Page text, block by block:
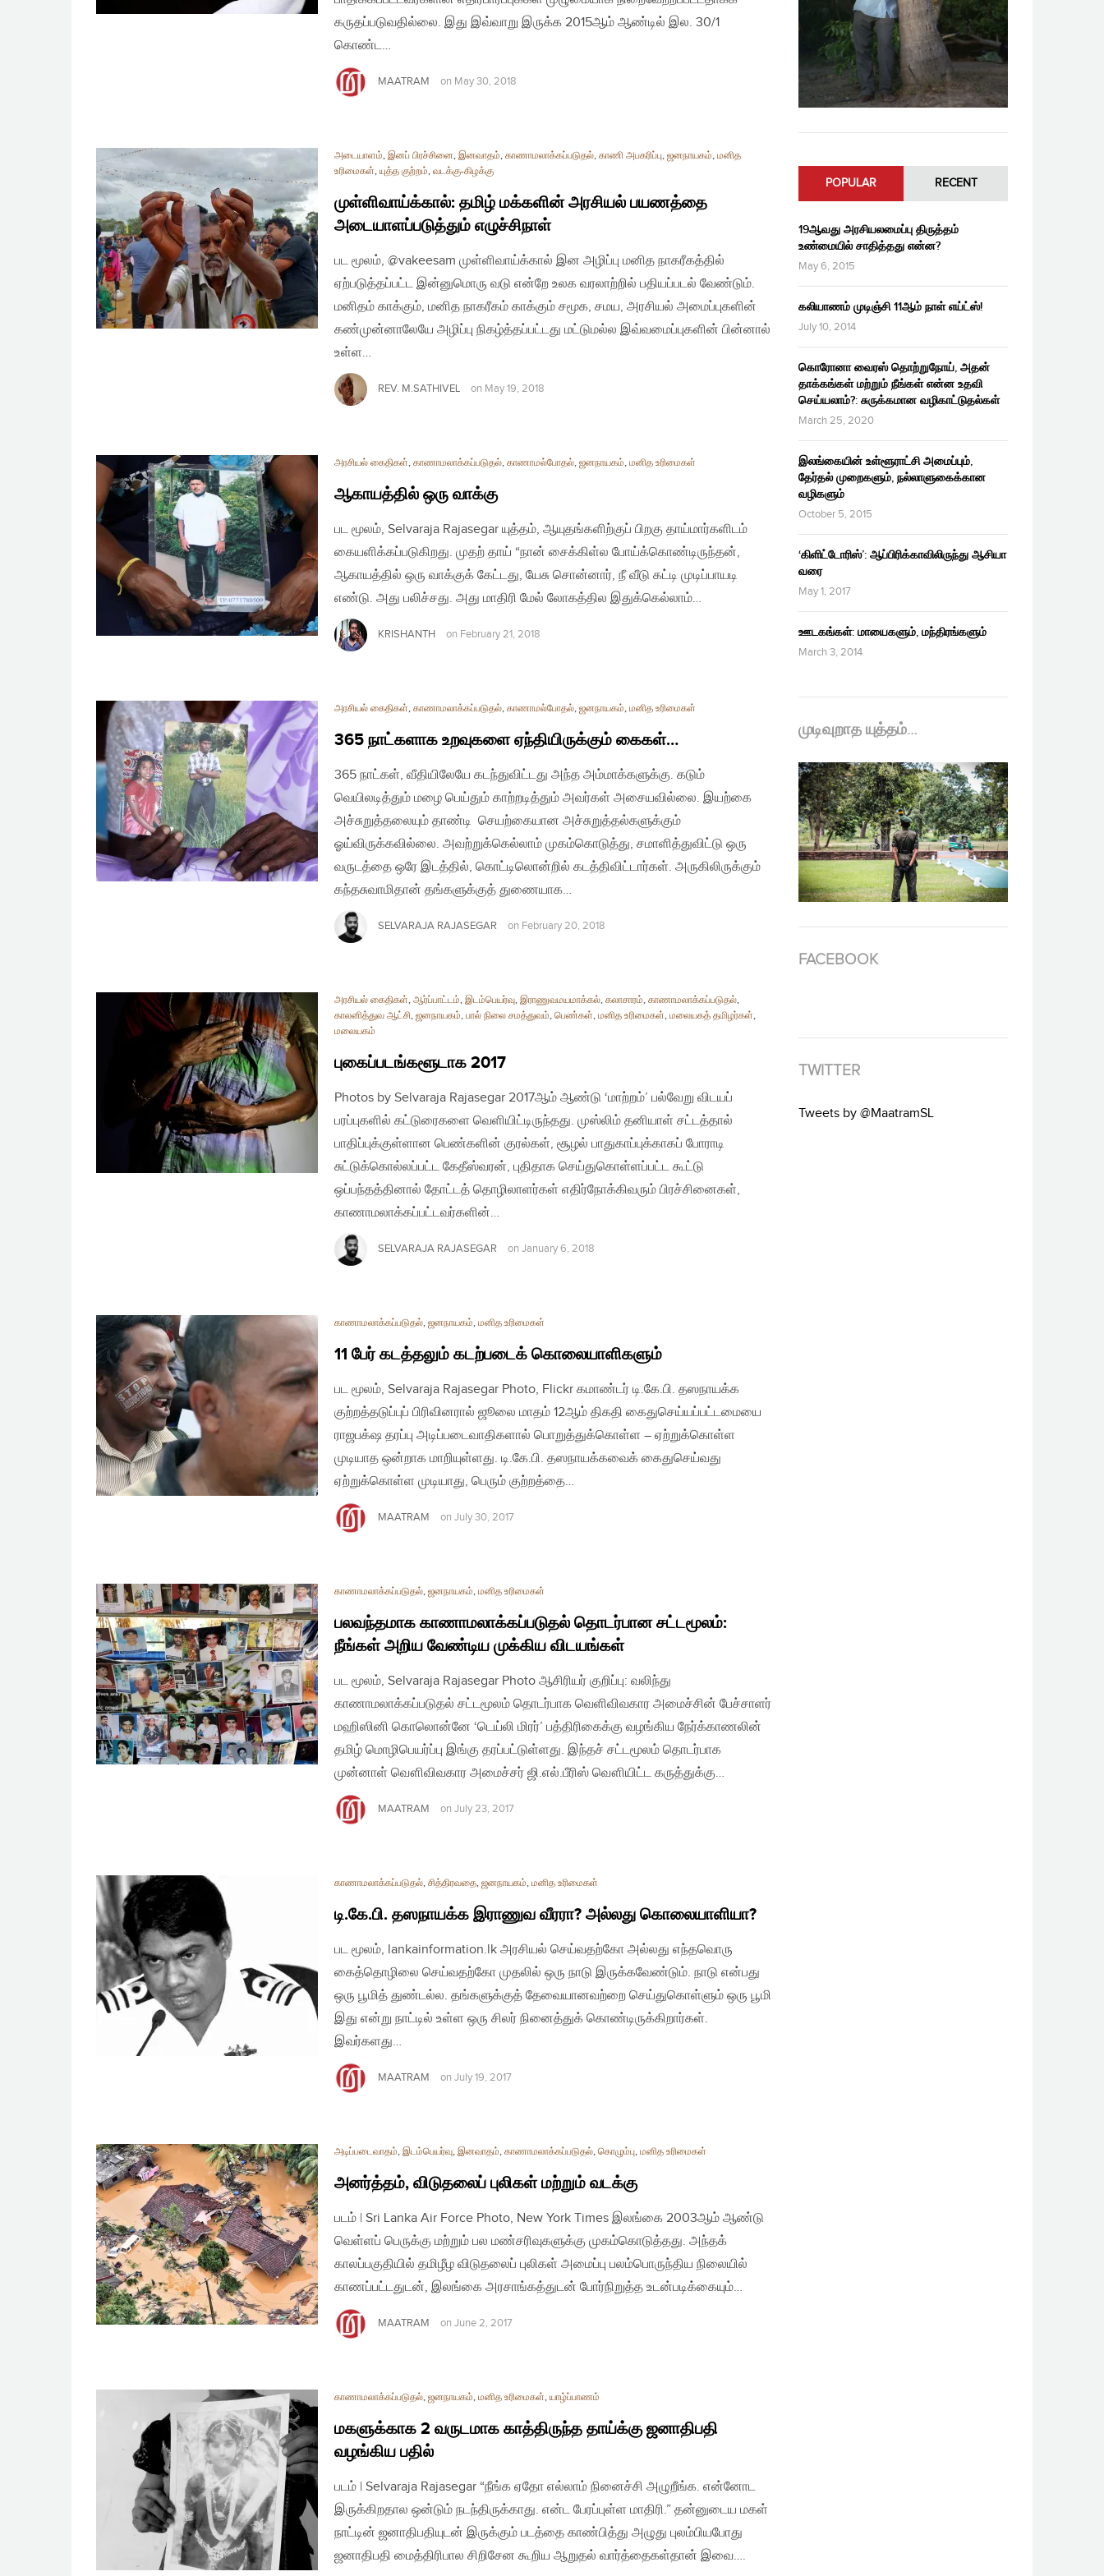
கருதப்படுவதில்லை. இது இவ்வாறு இருக்க 2015ஆம் ஆண்டில் இல. 30/1
கொண்ட…
MAATRAM on May 30, 2018
அடையாளம், இனப் பிரச்சினை, இனவாதம், காணாமலாக்கப்படுதல், காணி அபகரிப்பு, ஜனநாயகம், மனித
உரிமைகள், யுத்த குற்றம், வடக்கு-கிழக்கு
முள்ளிவாய்க்கால்: தமிழ் மக்களின் அரசியல் பயணத்தை
அடையாளப்படுத்தும் எழுச்சிநாள்
பட மூலம், @vakeesam முள்ளிவாய்க்கால் இன அழிப்பு மனித நாகரீகத்தில்
ஏற்படுத்தப்பட்ட இன்னுமொரு வடு என்றே உலக வரலாற்றில் பதியப்படல் வேண்டும்.
மனிதம் காக்கும், மனித நாகரீகம் காக்கும் சமூக, சமய, அரசியல் அமைப்புகளின்
கண்முன்னாலேயே அழிப்பு நிகழ்த்தப்பட்டது மட்டுமல்ல இவ்வமைப்புகளின் பின்னால்
உள்ள…
REV. M.SATHIVEL on May 19, 2018
அரசியல் கைதிகள், காணாமலாக்கப்படுதல், காணாமல்போதல், ஜனநாயகம், மனித உரிமைகள்
ஆகாயத்தில் ஒரு வாக்கு
பட மூலம், Selvaraja Rajasegar யுத்தம், ஆயுதங்களிற்குப் பிறகு தாய்மார்களிடம்
கையளிக்கப்படுகிறது. முதற் தாய் “நான் சைக்கிள்ல போய்க்கொண்டிருந்தன்,
ஆகாயத்தில் ஒரு வாக்குக் கேட்டது, யேசு சொன்னார், நீ வீடு கட்டி முடிப்பாயடி
எண்டு. அது பலிச்சது. அது மாதிரி மேல் லோகத்தில இதுக்கெல்லாம்…
KRISHANTH on February 21, 2018
அரசியல் கைதிகள், காணாமலாக்கப்படுதல், காணாமல்போதல், ஜனநாயகம், மனித உரிமைகள்
365 நாட்களாக உறவுகளை ஏந்தியிருக்கும் கைகள்…
365 நாட்கள், வீதியிலேயே கடந்துவிட்டது அந்த அம்மாக்களுக்கு. கடும்
வெயிலடித்தும் மழை பெய்தும் காற்றடித்தும் அவர்கள் அசையவில்லை. இயற்கை
அச்சுறுத்தலையும் தாண்டி செயற்கையான அச்சுறுத்தல்களுக்கும்
ஓய்விருக்கவில்லை. அவற்றுக்கெல்லாம் முகம்கொடுத்து, சமாளித்துவிட்டு ஒரு
வருடத்தை ஒரே இடத்தில், கொட்டிலொன்றில் கடத்திவிட்டார்கள். அருகிலிருக்கும்
கந்தசுவாமிதான் தங்களுக்குத் துணையாக…
SELVARAJA RAJASEGAR on February 20, 2018
அரசியல் கைதிகள், ஆர்ப்பாட்டம், இடம்பெயர்வு, இராணுவமயமாக்கல், கலாசாரம், காணாமலாக்கப்படுதல்,
காலனித்துவ ஆட்சி, ஜனநாயகம், பால் நிலை சமத்துவம், பெண்கள், மனித உரிமைகள், மலையகத் தமிழர்கள்,
மலையகம்
புகைப்படங்களூடாக 2017
Photos by Selvaraja Rajasegar 2017ஆம் ஆண்டு ‘மாற்றம்’ பல்வேறு விடயப்
பரப்புகளில் கட்டுரைகளை வெளியிட்டிருந்தது. முஸ்லிம் தனியாள் சட்டத்தால்
பாதிப்புக்குள்ளான பெண்களின் குரல்கள், சூழல் பாதுகாப்புக்காகப் போராடி
சுட்டுக்கொல்லப்பட்ட கேதீஸ்வரன், புதிதாக செய்துகொள்ளப்பட்ட கூட்டு
ஒப்பந்தத்தினால் தோட்டத் தொழிலாளர்கள் எதிர்நோக்கிவரும் பிரச்சினைகள்,
காணாமலாக்கப்பட்டவர்களின்…
SELVARAJA RAJASEGAR on January 6, 2018
காணாமலாக்கப்படுதல், ஜனநாயகம், மனித உரிமைகள்
11 பேர் கடத்தலும் கடற்படைக் கொலையாளிகளும்
பட மூலம், Selvaraja Rajasegar Photo, Flickr கமாண்டர் டி.கே.பி. தஸநாயக்க
குற்றத்தடுப்புப் பிரிவினரால் ஜூலை மாதம் 12ஆம் திகதி கைதுசெய்யப்பட்டமையை
ராஜபக்‌ஷ தரப்பு அடிப்படைவாதிகளால் பொறுத்துக்கொள்ள – ஏற்றுக்கொள்ள
முடியாத ஒன்றாக மாறியுள்ளது. டி.கே.பி. தஸநாயக்கவைக் கைதுசெய்வது
ஏற்றுக்கொள்ள முடியாது, பெரும் குற்றத்தை…
MAATRAM on July 30, 2017
காணாமலாக்கப்படுதல், ஜனநாயகம், மனித உரிமைகள்
பலவந்தமாக காணாமலாக்கப்படுதல் தொடர்பான சட்டமூலம்:
நீங்கள் அறிய வேண்டிய முக்கிய விடயங்கள்
பட மூலம், Selvaraja Rajasegar Photo ஆசிரியர் குறிப்பு: வலிந்து
காணாமலாக்கப்படுதல் சட்டமூலம் தொடர்பாக வெளிவிவகார அமைச்சின் பேச்சாளர்
மஹிஸினி கொலொன்னே ‘டெய்லி மிரர்’ பத்திரிகைக்கு வழங்கிய நேர்க்காணலின்
தமிழ் மொழிபெயர்ப்பு இங்கு தரப்பட்டுள்ளது. இந்தச் சட்டமூலம் தொடர்பாக
முன்னாள் வௌிவிவகார அமைச்சர் ஜி.எல்.பீரிஸ் வௌியிட்ட கருத்துக்கு…
MAATRAM on July 23, 2017
காணாமலாக்கப்படுதல், சித்திரவதை, ஜனநாயகம், மனித உரிமைகள்
டி.கே.பி. தஸநாயக்க இராணுவ வீரரா? அல்லது கொலையாளியா?
பட மூலம், lankainformation.lk அரசியல் செய்வதற்கோ அல்லது எந்தவொரு
கைத்தொழிலை செய்வதற்கோ முதலில் ஒரு நாடு இருக்கவேண்டும். நாடு என்பது
ஒரு பூமித் துண்டல்ல. தங்களுக்குத் தேவையானவற்றை செய்துகொள்ளும் ஒரு பூமி
இது என்று நாட்டில் உள்ள ஒரு சிலர் நினைத்துக் கொண்டிருக்கிறார்கள்.
இவர்களது…
MAATRAM on July 19, 2017
அடிப்படைவாதம், இடம்பெயர்வு, இனவாதம், காணாமலாக்கப்படுதல், கொழும்பு, மனித உரிமைகள்
அனர்த்தம், விடுதலைப் புலிகள் மற்றும் வடக்கு
படம் | Sri Lanka Air Force Photo, New York Times இலங்கை 2003ஆம் ஆண்டு
வெள்ளப் பெருக்கு மற்றும் பல மண்சரிவுகளுக்கு முகம்கொடுத்தது. அந்தக்
காலப்பகுதியில் தமிழீழ விடுதலைப் புலிகள் அமைப்பு பலம்பொருந்திய நிலையில்
காணப்பட்டதுடன், இலங்கை அரசாங்கத்துடன் போர்நிறுத்த உடன்படிக்கையும்…
MAATRAM on June 2, 2017
காணாமலாக்கப்படுதல், ஜனநாயகம், மனித உரிமைகள், யாழ்ப்பாணம்
மகளுக்காக 2 வருடமாக காத்திருந்த தாய்க்கு ஜனாதிபதி
வழங்கிய பதில்
படம் | Selvaraja Rajasegar “நீங்க ஏதோ எல்லாம் நினைச்சி அழுறீங்க. என்னோட
இருக்கிறதால ஒன்டும் நடந்திருக்காது. என்ட பேரப்புள்ள மாதிரி.” தன்னுடைய மகள்
நாட்டின் ஜனாதிபதியுடன் இருக்கும் படத்தை காண்பித்து அழுது புலம்பியபோது
ஜனாதிபதி மைத்திரிபால சிறிசேன கூறிய ஆறுதல் வார்த்தைகள்தான் இவை….
POPULAR RECENT
19ஆவது அரசியலமைப்பு திருத்தம்
உண்மையில் சாதித்தது என்ன?
May 6, 2015
கலியாணம் முடிஞ்சி 11ஆம் நாள் எய்ட்ஸ்!
July 10, 2014
கொரோனா வைரஸ் தொற்றுநோய், அதன்
தாக்கங்கள் மற்றும் நீங்கள் என்ன உதவி
செய்யலாம்?: சுருக்கமான வழிகாட்டுதல்கள்
March 25, 2020
இலங்கையின் உள்ளூராட்சி அமைப்பும்,
தேர்தல் முறைகளும், நல்லாளுகைக்கான
வழிகளும்
October 5, 2015
‘கிளிட்டோரிஸ்’: ஆப்பிரிக்காவிலிருந்து ஆசியா
வரை
May 1, 2017
ஊடகங்கள்: மாயைகளும், மந்திரங்களும்
March 3, 2014
முடிவுறாத யுத்தம்…
FACEBOOK
TWITTER
Tweets by @MaatramSL